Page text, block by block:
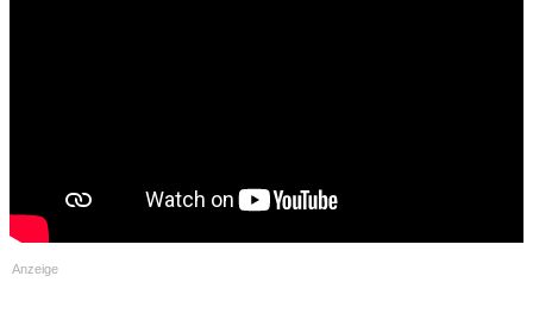
*NEU* MADEIRA: Madeira Bildband (Print o. E-Book)
Anzeige